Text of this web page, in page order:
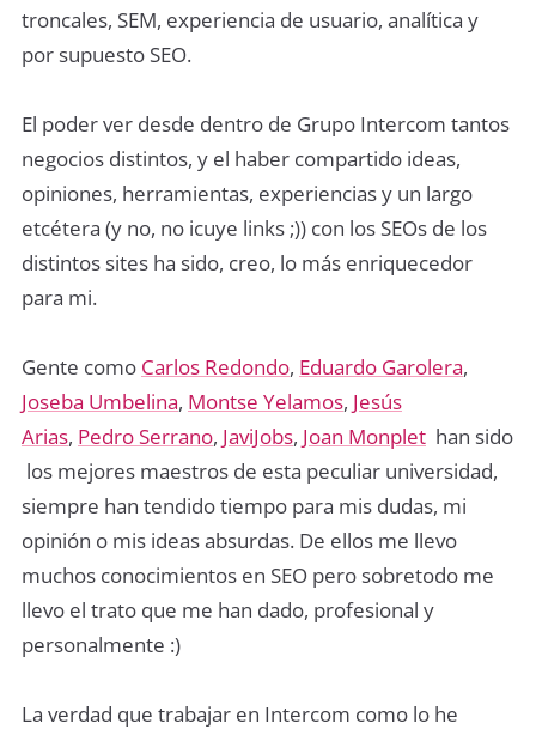
troncales, SEM, experiencia de usuario, analítica y
por supuesto SEO.
El poder ver desde dentro de Grupo Intercom tantos
negocios distintos, y el haber compartido ideas,
opiniones, herramientas, experiencias y un largo
etcétera (y no, no icuye links ;)) con los SEOs de los
distintos sites ha sido, creo, lo más enriquecedor
para mi.
Gente como Carlos Redondo, Eduardo Garolera,
Joseba Umbelina, Montse Yelamos, Jesús
Arias, Pedro Serrano, JaviJobs, Joan Monplet han sido
los mejores maestros de esta peculiar universidad,
siempre han tendido tiempo para mis dudas, mi
opinión o mis ideas absurdas. De ellos me llevo
muchos conocimientos en SEO pero sobretodo me
llevo el trato que me han dado, profesional y
personalmente :)
La verdad que trabajar en Intercom como lo he